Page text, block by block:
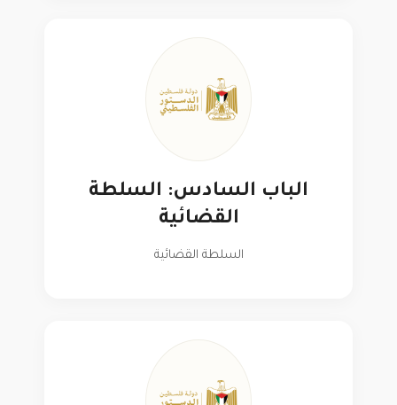
الباب السادس: السلطة
القضائية
السلطة القضائية